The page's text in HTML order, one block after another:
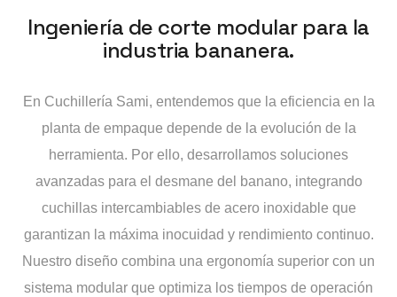
Ingeniería de corte modular para la
industria bananera.
En Cuchillería Sami, entendemos que la eficiencia en la
planta de empaque depende de la evolución de la
herramienta. Por ello, desarrollamos soluciones
avanzadas para el desmane del banano, integrando
cuchillas intercambiables de acero inoxidable que
garantizan la máxima inocuidad y rendimiento continuo.
Nuestro diseño combina una ergonomía superior con un
sistema modular que optimiza los tiempos de operación